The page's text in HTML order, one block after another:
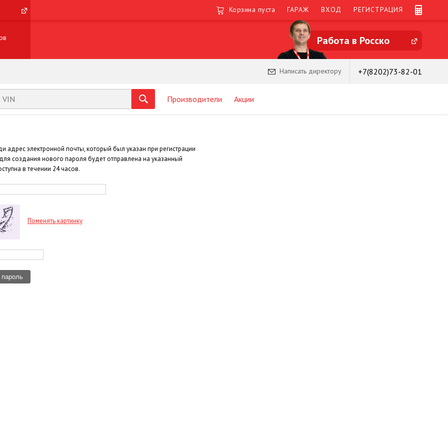
Корзина пуста ГАРАЖ ВХОД РЕГИСТРАЦИЯ
Работа в Росско
Написать директору +7(8202)73-82-01
Производители Акции
адрес электронной почты, который был указан при регистрации
создания нового пароля будет отправлена на указанный
в течении 24 часов.
Поменять картинку